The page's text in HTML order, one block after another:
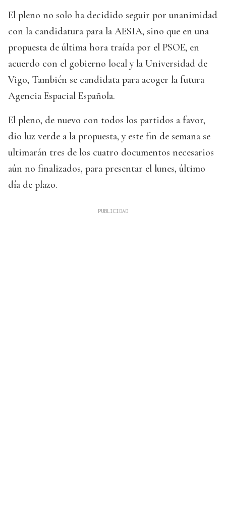
El pleno no solo ha decidido seguir por unanimidad
con la candidatura para la AESIA, sino que en una
propuesta de última hora traída por el PSOE, en
acuerdo con el gobierno local y la Universidad de
Vigo, También se candidata para acoger la futura
Agencia Espacial Española.
El pleno, de nuevo con todos los partidos a favor,
dio luz verde a la propuesta, y este fin de semana se
ultimarán tres de los cuatro documentos necesarios
aún no finalizados, para presentar el lunes, último
día de plazo.